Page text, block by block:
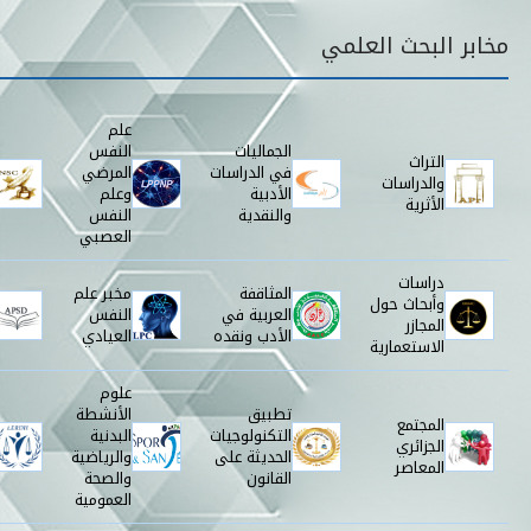
قائمة مخابر البحث
مخابر البحث العلمي
التراث
والدراسات
الأثرية
الجماليات
في الدراسات
الأدبية
والنقدية
علم
النفس
المرضي
وعلم
النفس
العصبي
دراسات
وأبحاث حول
المجازر
الاستعمارية
المثاقفة
العربية في
الأدب ونقده
مخبر علم
النفس
العيادي
المجتمع
الجزائري
المعاصر
تطبيق
التكنولوجيات
الحديثة على
القانون
علوم
الأنشطة
البدنية
والرياضية
والصحة
العمومية